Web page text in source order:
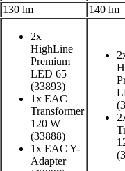
130 lm 140 lm
2x
HighLine
Premium
LED 65
(33893)
1x EAC
Transformer
120 W
(33888)
1x EAC Y-
Adapter